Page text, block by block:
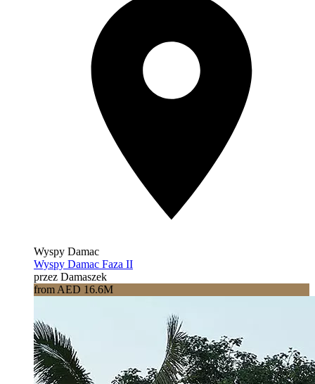
Wyspy Damac
Wyspy Damac Faza II
przez Damaszek
from AED 16.6M